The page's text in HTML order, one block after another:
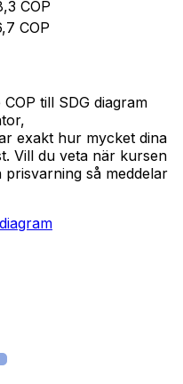
COP
COP
till SDG diagram
exakt hur mycket dina
Vill du veta när kursen
så meddelar